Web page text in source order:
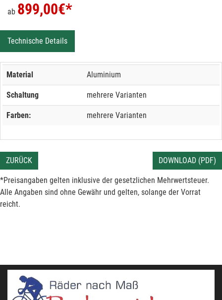
ab 899,00€*
Technische Details
Material Aluminium
Schaltung mehrere Varianten
Farben: mehrere Varianten
ZURÜCK DOWNLOAD (PDF)
*Preisangaben gelten inklusive der gesetzlichen Mehrwertsteuer.
Alle Angaben sind ohne Gewähr und gelten, solange der Vorrat
reicht.